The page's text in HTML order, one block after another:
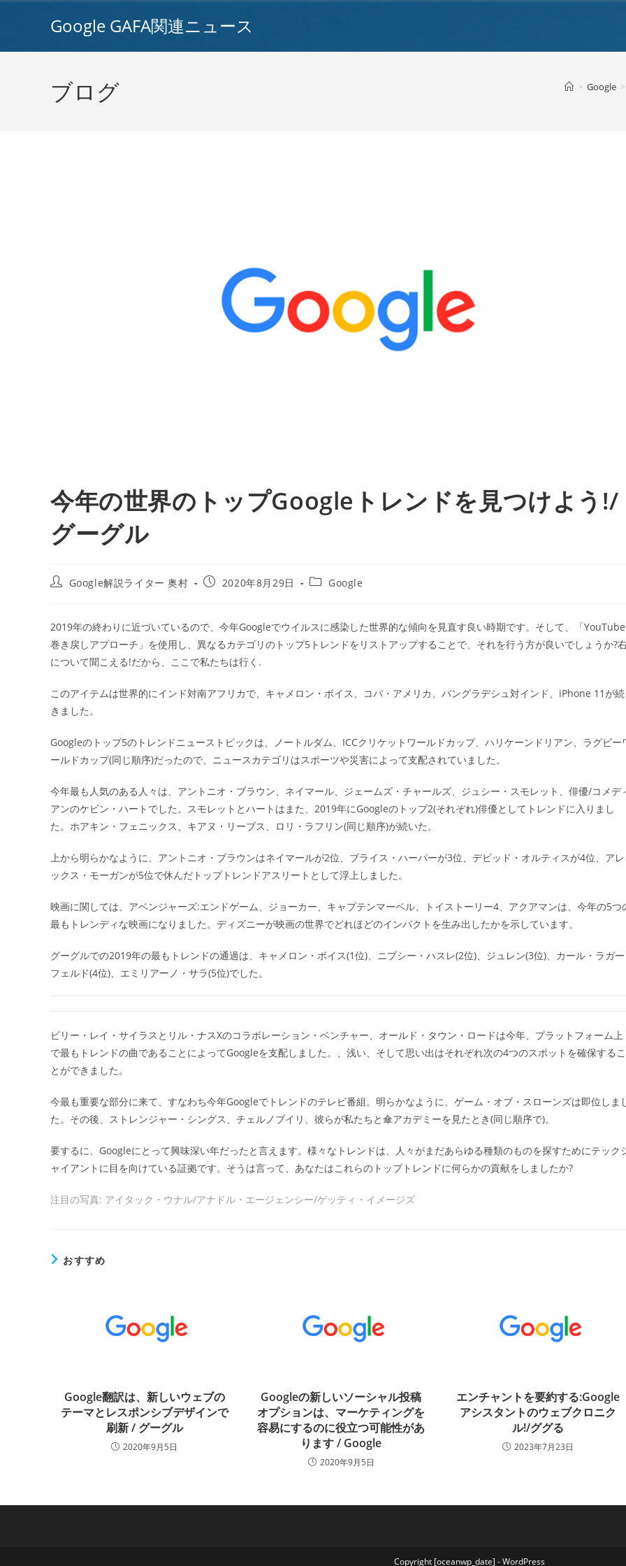
Google GAFA関連ニュース
ブログ > Google >
今年の世界のトップGoogleトレンドを見つけよう!/
グーグル
投
Google解説ライター 奥村
投
開
日:
2020年8月29日
投
テ
ゴ
リ
Google
2019年の終わりに近づいているので、今年Googleでウイルスに感染した世界的な傾向を見直す良い時期です。そして、「YouTube
巻き戻しアプローチ」を使用し、異なるカテゴリのトップ5トレンドをリストアップすることで、それを行う方が良いでしょうか?
について聞こえる!だから、ここで私たちは行く.
このアイテムは世界的にインド対南アフリカで、キャメロン・ボイス、コパ・アメリカ、バングラデシュ対インド、iPhone 11が続
きました。
Googleのトップ5のトレンドニューストピックは、ノートルダム、ICCクリケットワールドカップ、ハリケーンドリアン、ラグビー
ールドカップ(同じ順序)だったので、ニュースカテゴリはスポーツや災害によって支配されていました。
今年最も人気のある人々は、アントニオ・ブラウン、ネイマール、ジェームズ・チャールズ、ジュシー・スモレット、俳優/コメデ
アンのケビン・ハートでした。スモレットとハートはまた、2019年にGoogleのトップ2(それぞれ)俳優としてトレンドに入りまし
た。ホアキン・フェニックス、キアヌ・リーブス、ロリ・ラフリン(同じ順序)が続いた。
上から明らかなように、アントニオ・ブラウンはネイマールが2位、ブライス・ハーパーが3位、デビッド・オルティスが4位、アレ
ックス・モーガンが5位で休んだトップトレンドアスリートとして浮上しました。
映画に関しては、アベンジャーズ:エンドゲーム、ジョーカー、キャプテンマーベル、トイストーリー4、アクアマンは、今年の5つ
最もトレンディな映画になりました。ディズニーが映画の世界でどれほどのインパクトを生み出したかを示しています。
グーグルでの2019年の最もトレンドの通過は、キャメロン・ボイス(1位)、ニプシー・ハスレ(2位)、ジュレン(3位)、カール・ラガー
フェルド(4位)、エミリアーノ・サラ(5位)でした。
ビリー・レイ・サイラスとリル・ナスXのコラボレーション・ベンチャー、オールド・タウン・ロードは今年、プラットフォーム上
で最もトレンドの曲であることによってGoogleを支配しました。、浅い、そして思い出はそれぞれ次の4つのスポットを確保するこ
とができました。
今最も重要な部分に来て、すなわち今年Googleでトレンドのテレビ番組。明らかなように、ゲーム・オブ・スローンズは即位しま
た。その後、ストレンジャー・シングス、チェルノブイリ、彼らが私たちと傘アカデミーを見たとき(同じ順序で)。
要するに、Googleにとって興味深い年だったと言えます。様々なトレンドは、人々がまだあらゆる種類のものを探すためにテック
ャイアントに目を向けている証拠です。そうは言って、あなたはこれらのトップトレンドに何らかの貢献をしましたか?
注目の写真: アイタック・ウナル/アナドル・エージェンシー/ゲッティ・イメージズ
おすすめ
Google翻訳は、新しいウェブの
テーマとレスポンシブデザインで
刷新 / グーグル
2020年9月5日
Googleの新しいソーシャル投稿
オプションは、マーケティングを
容易にするのに役立つ可能性があ
ります / Google
2020年9月5日
エンチャントを要約する:Google
アシスタントのウェブクロニク
ル!/ググる
2023年7月23日
Copyright [oceanwp_date] - WordPress